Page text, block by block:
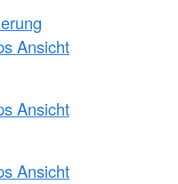
Ansicht
Ansicht
Ansicht